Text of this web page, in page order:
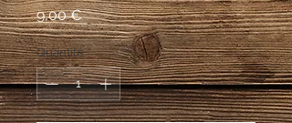
9,00 €Prix
Quantité *